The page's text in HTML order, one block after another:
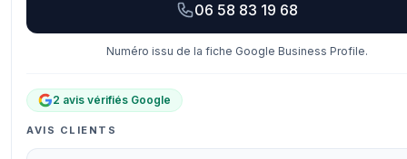
06 58 83 19 68
Numéro issu de la fiche Google Business Profile.
2 avis vérifiés Google
AVIS CLIENTS